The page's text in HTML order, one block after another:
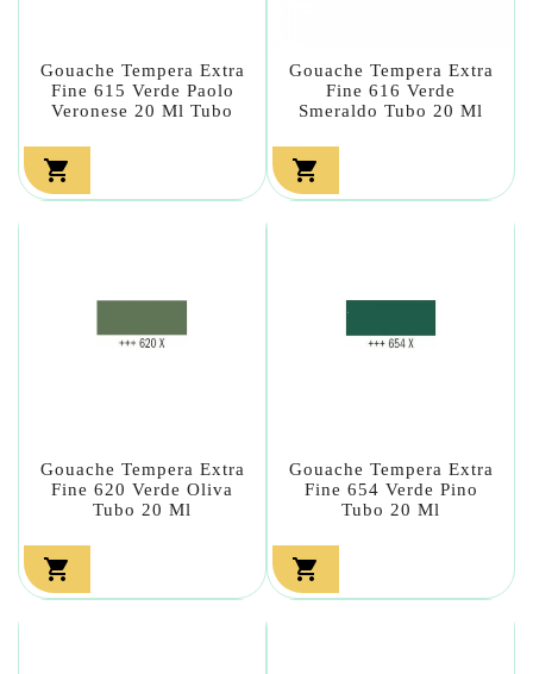
Gouache Tempera Extra
Fine 615 Verde Paolo
Veronese 20 Ml Tubo

Gouache Tempera Extra
Fine 616 Verde
Smeraldo Tubo 20 Ml

Gouache Tempera Extra
Fine 620 Verde Oliva
Tubo 20 Ml

Gouache Tempera Extra
Fine 654 Verde Pino
Tubo 20 Ml
